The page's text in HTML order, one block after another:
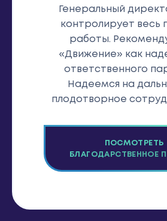
Генеральный
контролирует весь
работы.
«Движение» как
ответственного
Надеемся на
плодотворное
ПОСМОТРЕТЬ
БЛАГОДАРСТВЕННОЕ